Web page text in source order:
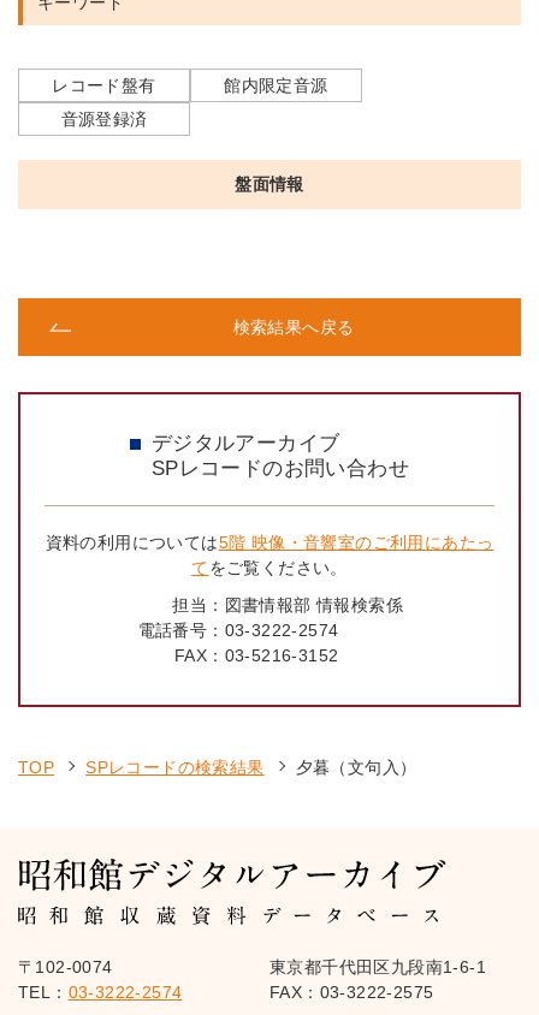
盤面情報
レコード盤有
館内限定音源
音源登録済
検索結果へ戻る
デジタルアーカイブ
SPレコードのお問い合わせ
資料の利用については5階 映像・音響室のご利用にあたっ
てをご覧ください。
担当： 図書情報部 情報検索係
電話番号： 03-3222-2574
FAX： 03-5216-3152
TOP SPレコードの検索結果 夕暮（文句入）
〒102-0074
東京都千代田区九段南1-6-1
TEL： 03-3222-2574 FAX：03-3222-2575